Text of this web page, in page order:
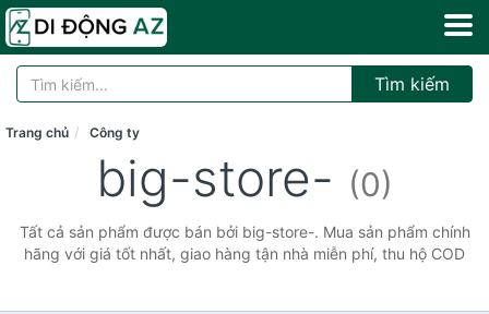
Tìm kiếm
Trang chủ Công ty
big-store- (0)
Tất cả sản phẩm được bán bởi big-store-. Mua sản phẩm chính
hãng với giá tốt nhất, giao hàng tận nhà miễn phí, thu hộ COD